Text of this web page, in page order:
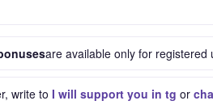
are available only for registered
write to I will support you in tg or